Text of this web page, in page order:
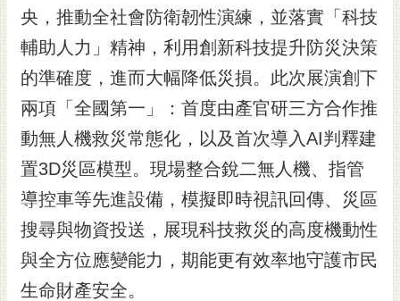
央，推動全社會防衛韌性演練，並落實「科技
輔助人力」精神，利用創新科技提升防災決策
的準確度，進而大幅降低災損。此次展演創下
兩項「全國第一」：首度由產官研三方合作推
動無人機救災常態化，以及首次導入AI判釋建
置3D災區模型。現場整合銳二無人機、指管
導控車等先進設備，模擬即時視訊回傳、災區
搜尋與物資投送，展現科技救災的高度機動性
與全方位應變能力，期能更有效率地守護市民
生命財產安全。